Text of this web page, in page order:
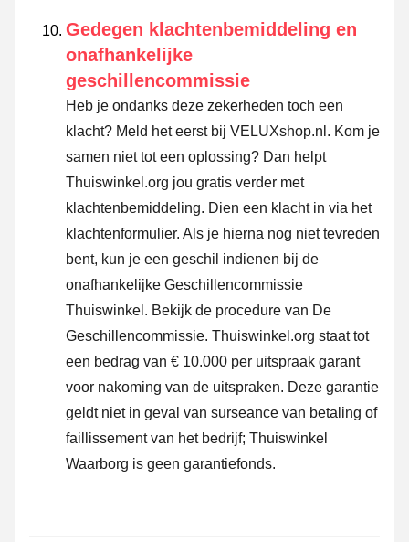
Gedegen klachtenbemiddeling en
onafhankelijke
geschillencommissie
Heb je ondanks deze zekerheden toch een
klacht? Meld het eerst bij VELUXshop.nl. Kom je
samen niet tot een oplossing? Dan helpt
Thuiswinkel.org jou gratis verder met
klachtenbemiddeling. Dien een klacht in via het
klachtenformulier. Als je hierna nog niet tevreden
bent, kun je een geschil indienen bij de
onafhankelijke Geschillencommissie
Thuiswinkel. Bekijk de procedure van De
Geschillencommissie. Thuiswinkel.org staat tot
een bedrag van € 10.000 per uitspraak garant
voor nakoming van de uitspraken. Deze garantie
geldt niet in geval van surseance van betaling of
faillissement van het bedrijf; Thuiswinkel
Waarborg is geen garantiefonds.